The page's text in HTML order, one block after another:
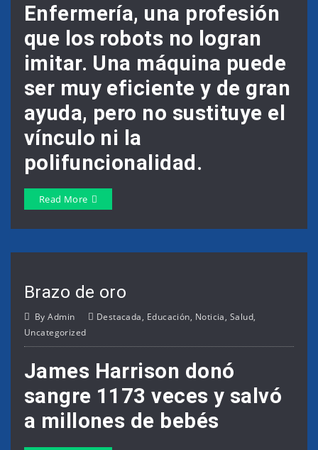
Enfermería, una profesión
que los robots no logran
imitar. Una máquina puede
ser muy eficiente y de gran
ayuda, pero no sustituye el
vínculo ni la
polifuncionalidad.
Read More
Brazo de oro
ByAdmin Destacada, Educación, Noticia, Salud,
Uncategorized
James Harrison donó
sangre 1173 veces y salvó
a millones de bebés